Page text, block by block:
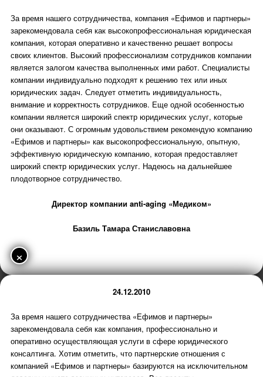
За время нашего сотрудничества, компания «Ефимов и партнеры»
зарекомендовала себя как высокопрофессиональная юридическая
компания, которая оперативно и качественно решает вопросы
своих клиентов. Высокий профессионализм сотрудников компании
является залогом качества выполненных ими работ. Специалисты
компании индивидуально подходят к решению тех или иных
юридических задач. Следует отметить индивидуальность,
внимание и корректность сотрудников. Еще одной особенностью
компании является широкий спектр юридических услуг, которые
они оказывают. С огромным удовольствием рекомендую компанию
«Ефимов и партнеры» как высокопрофессиональную, опытную,
эффективную юридическую компанию, которая предоставляет
широкий спектр юридических услуг. Надеюсь на дальнейшее
плодотворное сотрудничество.
Директор компании anti-aging «Медиком»
Базиль Тамара Станиславовна
×
24.12.2010
За время нашего сотрудничества «Ефимов и партнеры»
зарекомендовала себя как компания, профессионально и
оперативно осуществляющая услуги в сфере юридического
консалтинга. Хотим отметить, что партнерские отношения с
компанией «Ефимов и партнеры» базируются на исключительном